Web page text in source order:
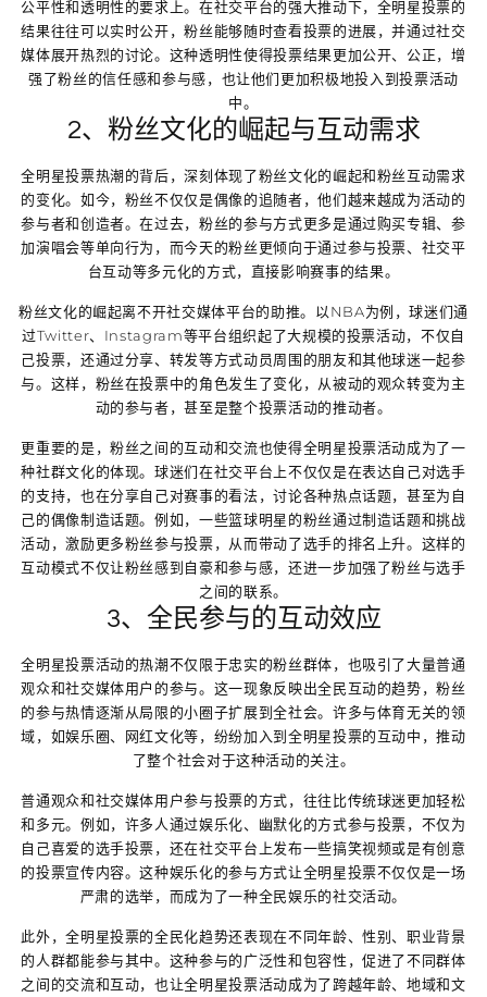
公平性和透明性的要求上。在社交平台的强大推动下，全明星投票的
结果往往可以实时公开，粉丝能够随时查看投票的进展，并通过社交
媒体展开热烈的讨论。这种透明性使得投票结果更加公开、公正，增
强了粉丝的信任感和参与感，也让他们更加积极地投入到投票活动
中。
2、粉丝文化的崛起与互动需求
全明星投票热潮的背后，深刻体现了粉丝文化的崛起和粉丝互动需求
的变化。如今，粉丝不仅仅是偶像的追随者，他们越来越成为活动的
参与者和创造者。在过去，粉丝的参与方式更多是通过购买专辑、参
加演唱会等单向行为，而今天的粉丝更倾向于通过参与投票、社交平
台互动等多元化的方式，直接影响赛事的结果。
粉丝文化的崛起离不开社交媒体平台的助推。以NBA为例，球迷们通
过Twitter、Instagram等平台组织起了大规模的投票活动，不仅自
己投票，还通过分享、转发等方式动员周围的朋友和其他球迷一起参
与。这样，粉丝在投票中的角色发生了变化，从被动的观众转变为主
动的参与者，甚至是整个投票活动的推动者。
更重要的是，粉丝之间的互动和交流也使得全明星投票活动成为了一
种社群文化的体现。球迷们在社交平台上不仅仅是在表达自己对选手
的支持，也在分享自己对赛事的看法，讨论各种热点话题，甚至为自
己的偶像制造话题。例如，一些篮球明星的粉丝通过制造话题和挑战
活动，激励更多粉丝参与投票，从而带动了选手的排名上升。这样的
互动模式不仅让粉丝感到自豪和参与感，还进一步加强了粉丝与选手
之间的联系。
3、全民参与的互动效应
全明星投票活动的热潮不仅限于忠实的粉丝群体，也吸引了大量普通
观众和社交媒体用户的参与。这一现象反映出全民互动的趋势，粉丝
的参与热情逐渐从局限的小圈子扩展到全社会。许多与体育无关的领
域，如娱乐圈、网红文化等，纷纷加入到全明星投票的互动中，推动
了整个社会对于这种活动的关注。
普通观众和社交媒体用户参与投票的方式，往往比传统球迷更加轻松
和多元。例如，许多人通过娱乐化、幽默化的方式参与投票，不仅为
自己喜爱的选手投票，还在社交平台上发布一些搞笑视频或是有创意
的投票宣传内容。这种娱乐化的参与方式让全明星投票不仅仅是一场
严肃的选举，而成为了一种全民娱乐的社交活动。
此外，全明星投票的全民化趋势还表现在不同年龄、性别、职业背景
的人群都能参与其中。这种参与的广泛性和包容性，促进了不同群体
之间的交流和互动，也让全明星投票活动成为了跨越年龄、地域和文